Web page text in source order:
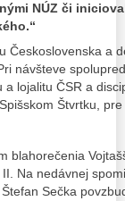
NÚZ či
Československa a
návšteve
lojalitu ČSR a
Štvrtku,
blahorečenia
Na nedávnej
Sečka